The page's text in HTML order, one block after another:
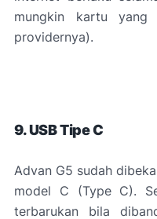
mungkin kartu yang
providernya).
9. USB Tipe C
Advan G5 sudah
model C (Type C).
terbarukan bila